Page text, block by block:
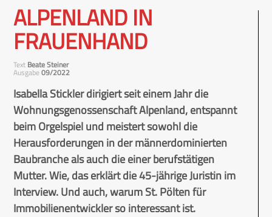
ALPENLAND IN
FRAUENHAND
Text Beate Steiner
Ausgabe09/2022
Isabella Stickler dirigiert seit einem Jahr die
Wohnungsgenossenschaft Alpenland, entspannt
beim Orgelspiel und meistert sowohl die
Herausforderungen in der männerdominierten
Baubranche als auch die einer berufstätigen
Mutter. Wie, das erklärt die 45-jährige Juristin im
Interview. Und auch, warum St. Pölten für
Immobilienentwickler so interessant ist.